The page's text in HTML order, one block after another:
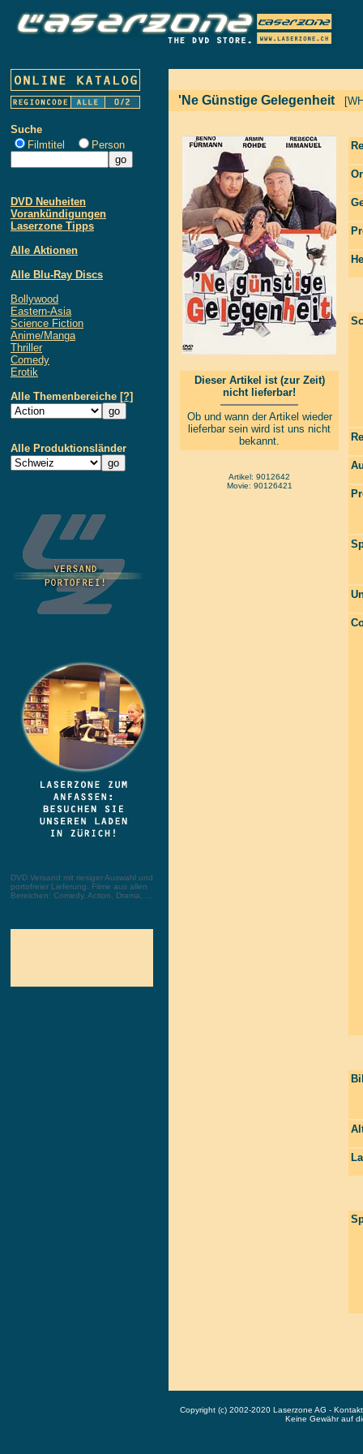
Suche
Filmtitel
Person
DVD Neuheiten
Vorankündigungen
Laserzone Tipps
Alle Aktionen
Alle Blu-Ray Discs
Bollywood
Eastern-Asia
Science Fiction
Anime/Manga
Thriller
Comedy
Erotik
Alle Themenbereiche [?]
Alle Produktionsländer
DVD Versand mit riesiger Auswahl und
portofreier Lieferung. Filme aus allen
Bereichen: Comedy, Action, Drama, ...
'Ne Günstige Gelegenheit
Dieser Artikel ist (zur Zeit)
nicht lieferbar!
Ob und wann der Artikel wieder
lieferbar sein wird ist uns nicht
bekannt.
Artikel: 9012642
Movie: 90126421
Copyright (c) 2002-2020 Laserzone AG -
Keine Gewähr auf